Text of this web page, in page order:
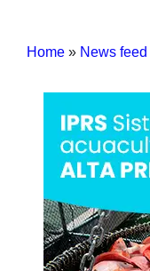
Home » News feed